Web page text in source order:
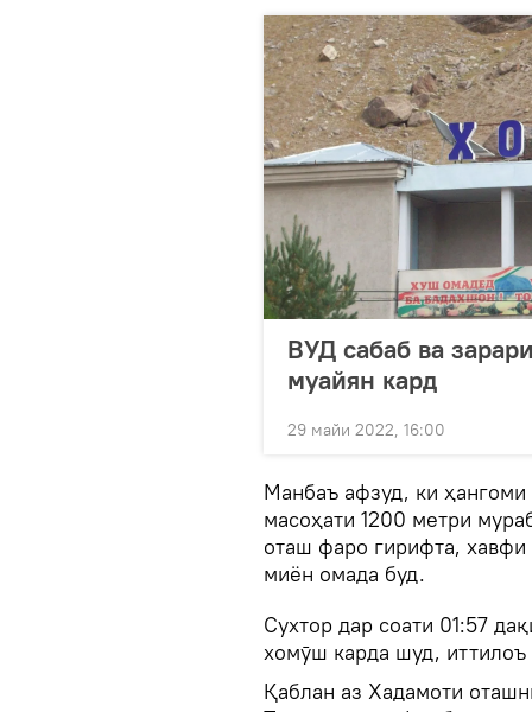
ВУД сабаб ва
муайян кард
29 майи 2022, 16:00
Манбаъ афзуд, ки
масоҳати 1200 метри
оташ фаро гирифта,
миён омада буд.
Сухтор дар соати 01:57
хомӯш карда шуд,
Қаблан аз Хадамоти